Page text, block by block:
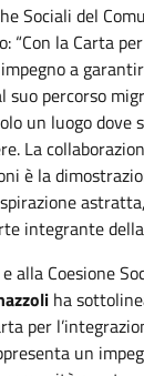
Sociali del
“Con la Carta
a
suo percorso
un luogo dove
La
è la
integrante
alla Coesione
ha
per
un